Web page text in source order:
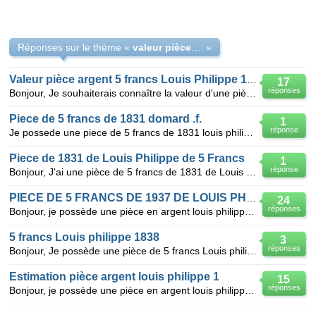
Réponses sur le thème « »
17
réponses
1
réponse
Piece de 5 francs de 1831 domard .f.
1
réponse
Piece de 1831 de Louis Philippe de 5 Francs
24
réponses
3
réponses
5 francs Louis philippe 1838
15
réponses
Estimation pièce argent louis philippe 1